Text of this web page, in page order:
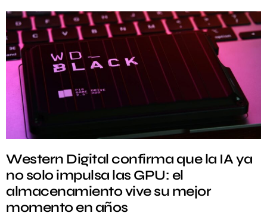
Western Digital confirma que la IA ya
no solo impulsa las GPU: el
almacenamiento vive su mejor
momento en años